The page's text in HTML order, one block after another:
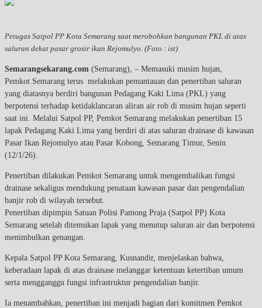
Petugas Satpol PP Kota Semarang saat merobohkan bangunan PKL di atas
saluran dekat pasar grosir ikan Rejomulyo. (Foto : ist)
Semarangsekarang.com (Semarang), – Memasuki musim hujan,
Pemkot.Semarang terus melakukan pemantauan dan penertiban saluran
yang diatasnya berdiri bangunan Pedagang Kaki Lima (PKL) yang
berpotensi terhadap ketidaklancaran aliran air rob di musim hujan seperti
saat ini. Melalui Satpol PP, Pemkot Semarang melakukan penertiban 15
lapak Pedagang Kaki Lima yang berdiri di atas saluran drainase di kawasan
Pasar Ikan Rejomulyo atau Pasar Kobong, Semarang Timur, Senin
(12/1/26).
Penertiban dilakukan Pemkot Semarang untuk mengembalikan fungsi
drainase sekaligus mendukung penataan kawasan pasar dan pengendalian
banjir rob di wilayah tersebut.
Penertiban dipimpin Satuan Polisi Pamong Praja (Satpol PP) Kota
Semarang setelah ditemukan lapak yang menutup saluran air dan berpotensi
menimbulkan genangan.
Kepala Satpol PP Kota Semarang, Kusnandir, menjelaskan bahwa,
keberadaan lapak di atas drainase melanggar ketentuan ketertiban umum
serta mengganggu fungsi infrastruktur pengendalian banjir.
Ia menambahkan, penertiban ini menjadi bagian dari komitmen Pemkot